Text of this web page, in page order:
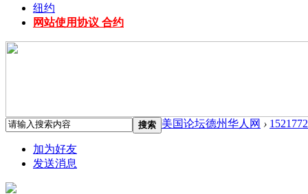
纽约
网站使用协议 合约
搜索 美国论坛德州华人网 ›
加为好友
发送消息